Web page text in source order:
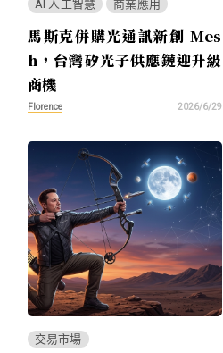
AI 人工智慧 商業應用
馬斯克併購光通訊新創 Mes
h，台灣矽光子供應鏈迎升級
商機
Florence 2026/6/29
交易市場